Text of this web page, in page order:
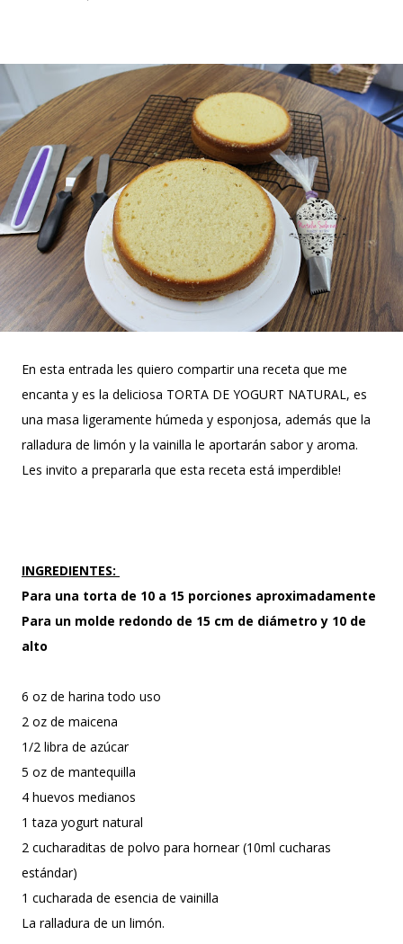
En esta entrada les quiero compartir una receta que me
encanta y es la deliciosa TORTA DE YOGURT NATURAL, es
una masa ligeramente húmeda y esponjosa, además que la
ralladura de limón y la vainilla le aportarán sabor y aroma.
Les invito a prepararla que esta receta está imperdible!
INGREDIENTES:
Para una torta de 10 a 15 porciones aproximadamente
Para un molde redondo de 15 cm de diámetro y 10 de
alto
6 oz de harina todo uso
2 oz de maicena
1/2 libra de azúcar
5 oz de mantequilla
4 huevos medianos
1 taza yogurt natural
2 cucharaditas de polvo para hornear (10ml cucharas
estándar)
1 cucharada de esencia de vainilla
La ralladura de un limón.